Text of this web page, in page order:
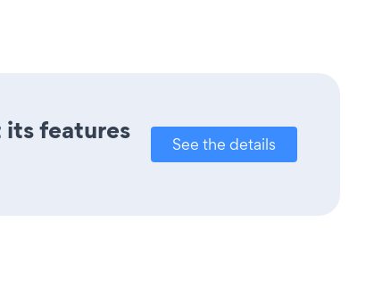
its features
See the details